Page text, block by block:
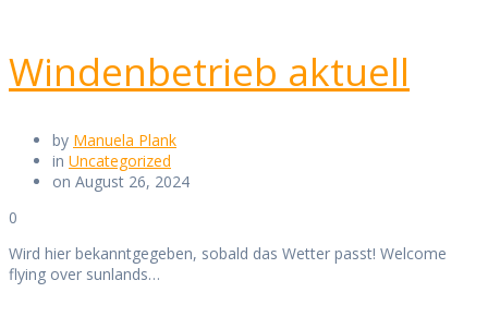
Windenbetrieb aktuell
by Manuela Plank
in Uncategorized
on August 26, 2024
0
Wird hier bekanntgegeben, sobald das Wetter passt! Welcome
flying over sunlands…